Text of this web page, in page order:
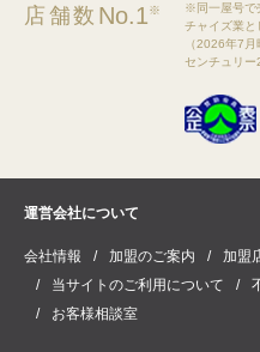
店舗数 No.1※
※同一屋号で
チャイズ業と
（2026年7
センチュリー
運営会社について
会社情報 加盟のご案内 加盟
当サイトのご利用について
お客様相談室